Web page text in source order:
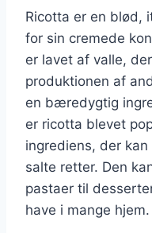
Ricotta er en blød,
for sin cremede
er lavet af valle,
produktionen af
en bæredygtig
er ricotta blevet
ingrediens, der
salte retter. Den
pastaer til
have i mange hjem.